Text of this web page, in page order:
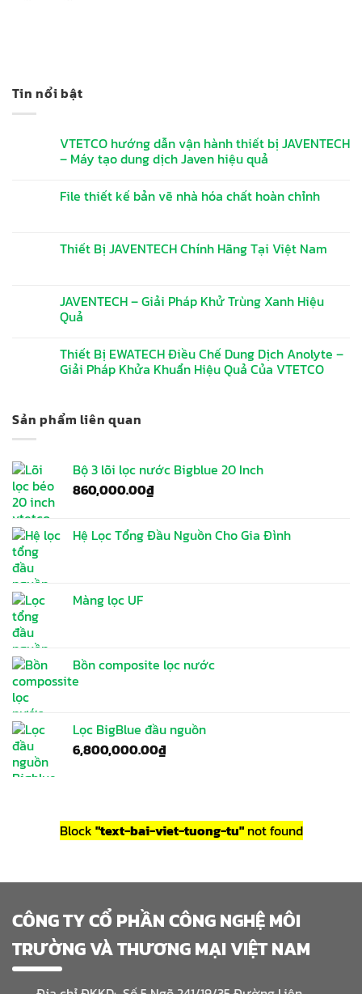
Tin nổi bật
VTETCO hướng dẫn vận hành thiết bị JAVENTECH
– Máy tạo dung dịch Javen hiệu quả
File thiết kế bản vẽ nhà hóa chất hoàn chỉnh
Thiết Bị JAVENTECH Chính Hãng Tại Việt Nam
JAVENTECH – Giải Pháp Khử Trùng Xanh Hiệu
Quả
Thiết Bị EWATECH Điều Chế Dung Dịch Anolyte –
Giải Pháp Khửa Khuẩn Hiệu Quả Của VTETCO
Sản phẩm liên quan
Bộ 3 lõi lọc nước Bigblue 20 Inch
860,000.00₫
Hệ Lọc Tổng Đầu Nguồn Cho Gia Đình
Màng lọc UF
Bồn composite lọc nước
Lọc BigBlue đầu nguồn
6,800,000.00₫
Block "text-bai-viet-tuong-tu"not found
CÔNG TY CỔ PHẦN CÔNG NGHỆ MÔI
TRƯỜNG VÀ THƯƠNG MẠI VIỆT NAM